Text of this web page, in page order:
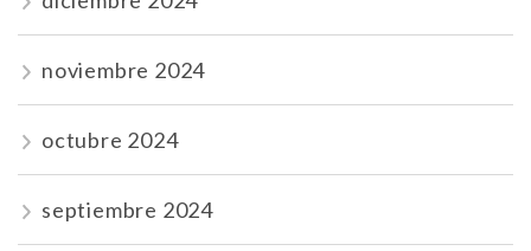
noviembre 2024
octubre 2024
septiembre 2024